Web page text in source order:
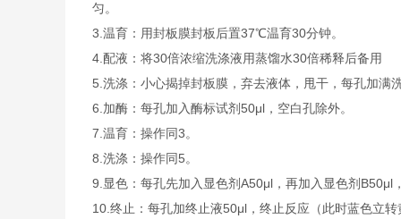
匀。
3.温育：用封板膜封板后置37℃温育30分钟。
4.配液：将30倍浓缩洗涤液用蒸馏水30倍稀释后备用
5.洗涤：小心揭掉封板膜，弃去液体，甩干，每孔加满
6.加酶：每孔加入酶标试剂50μl，空白孔除外。
7.温育：操作同3。
8.洗涤：操作同5。
9.显色：每孔先加入显色剂A50μl，再加入显色剂
10.终止：每孔加终止液50μl，终止反应（此时蓝色立转